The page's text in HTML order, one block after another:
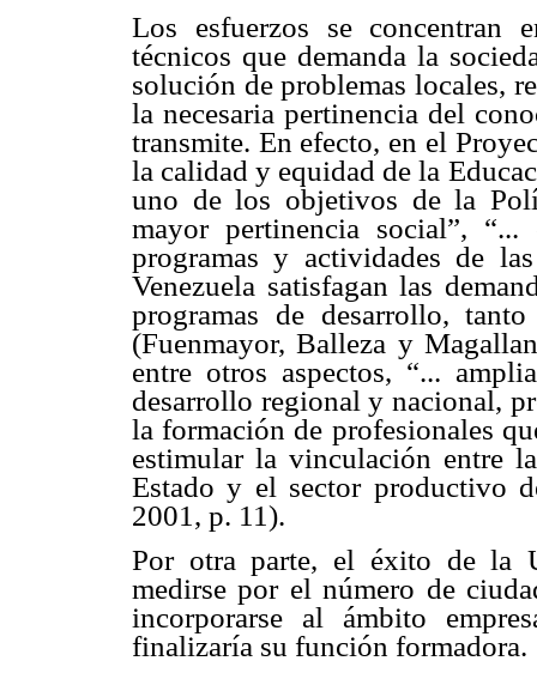
Los esfuerzos se concentran
técnicos que demanda la
solución de problemas locales,
la necesaria pertinencia del
transmite. En efecto, en el
la calidad y equidad de la
uno de los objetivos de la
mayor pertinencia social”,
programas y actividades de
Venezuela satisfagan las
programas de desarrollo,
(Fuenmayor, Balleza y
entre otros aspectos, “...
desarrollo regional y nacional,
la formación de profesionales
estimular la vinculación entre
Estado y el sector productivo
2001, p. 11).
Por otra parte, el éxito de la
medirse por el número de
incorporarse al ámbito
finalizaría su función formadora.